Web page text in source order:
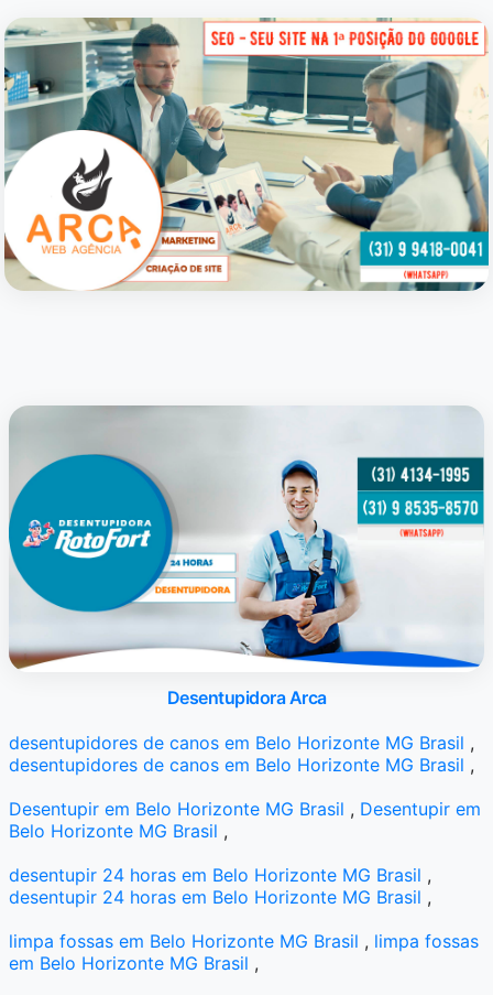
Desentupidora Arca
desentupidores de canos em Belo Horizonte MG Brasil ,
desentupidores de canos em Belo Horizonte MG Brasil ,
Desentupir em Belo Horizonte MG Brasil , Desentupir em
Belo Horizonte MG Brasil ,
desentupir 24 horas em Belo Horizonte MG Brasil ,
desentupir 24 horas em Belo Horizonte MG Brasil ,
limpa fossas em Belo Horizonte MG Brasil , limpa fossas
em Belo Horizonte MG Brasil ,